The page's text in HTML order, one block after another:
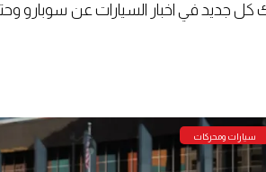
كل جديد في اخبار السيارات عن سوبارو
سيارات ومحركات